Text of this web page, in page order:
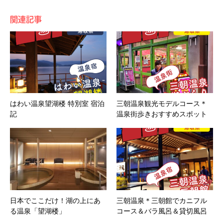
関連記事
はわい温泉望湖楼 特別室 宿泊
記
三朝温泉観光モデルコース＊
温泉街歩きおすすめスポット
日本でここだけ！湖の上にあ
る温泉「望湖楼」
三朝温泉＊三朝館でカニフル
コース＆バラ風呂＆貸切風呂